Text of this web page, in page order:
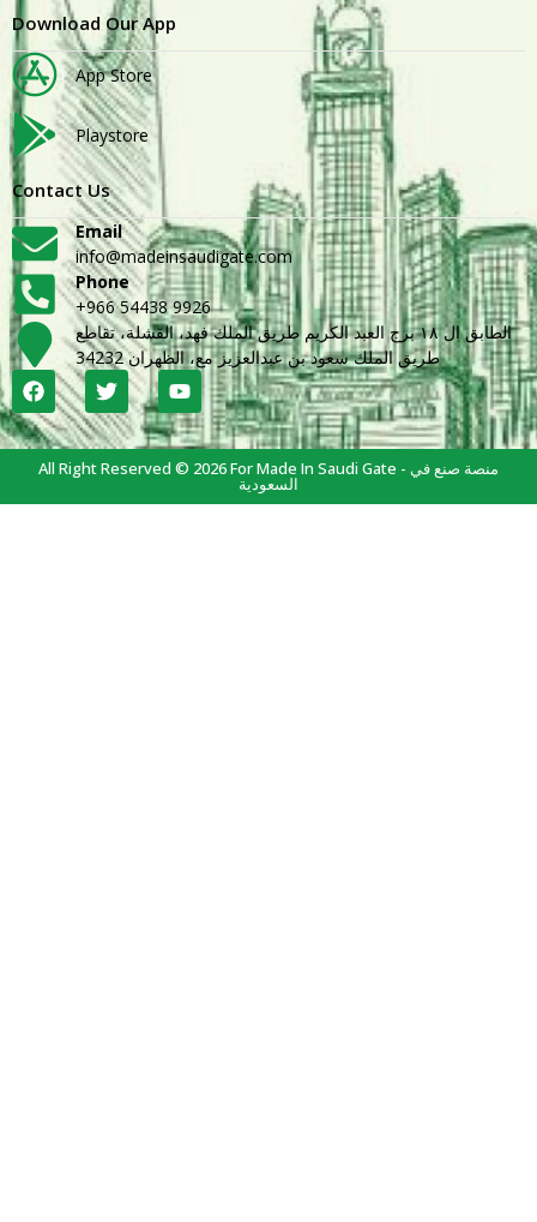
Download Our App
App Store
Playstore
Contact Us
Email
info@madeinsaudigate.com
Phone
+966 54438 9926
الطابق ال ١٨ برج العبد الكريم طريق الملك فهد، القشلة، تقاطع
طريق الملك سعود بن عبدالعزيز مع، الظهران 34232
All Right Reserved © 2026 For Made In Saudi Gate - منصة صنع في
السعودية